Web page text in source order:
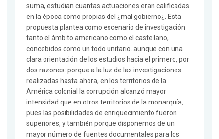
suma, estudian cuantas actuaciones eran calificadas
en la época como propias del ¿mal gobierno¿. Esta
propuesta plantea como escenario de investigación
tanto el ámbito americano como el castellano,
concebidos como un todo unitario, aunque con una
clara orientación de los estudios hacia el primero, por
dos razones: porque a la luz de las investigaciones
realizadas hasta ahora, en los territorios de la
América colonial la corrupción alcanzó mayor
intensidad que en otros territorios de la monarquía,
pues las posibilidades de enriquecimiento fueron
superiores, y también porque disponemos de un
mayor número de fuentes documentales para los